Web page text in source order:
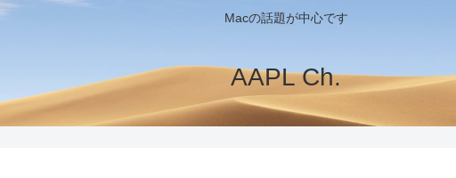
Macの話題が中心です
AAPL Ch.